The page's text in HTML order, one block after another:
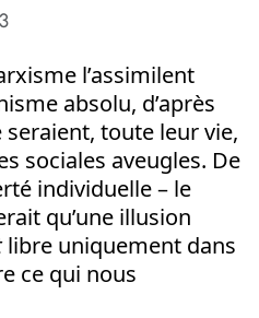
l’assimilent
absolu, d’après
toute leur vie,
sociales aveugles. De
individuelle – le
qu’une illusion
libre uniquement dans
ce qui nous